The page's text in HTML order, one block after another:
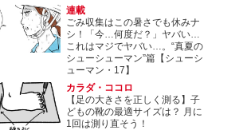
連載
ごみ収集はこの暑さでも休みナ
シ！「今…何度だ？」ヤバい…
これはマジでヤバい…。“真夏の
シューシューマン”篇【シューシ
ューマン・17】
カラダ・ココロ
【足の大きさを正しく測る】子
どもの靴の最適サイズは？ 月に
1回は測り直そう！